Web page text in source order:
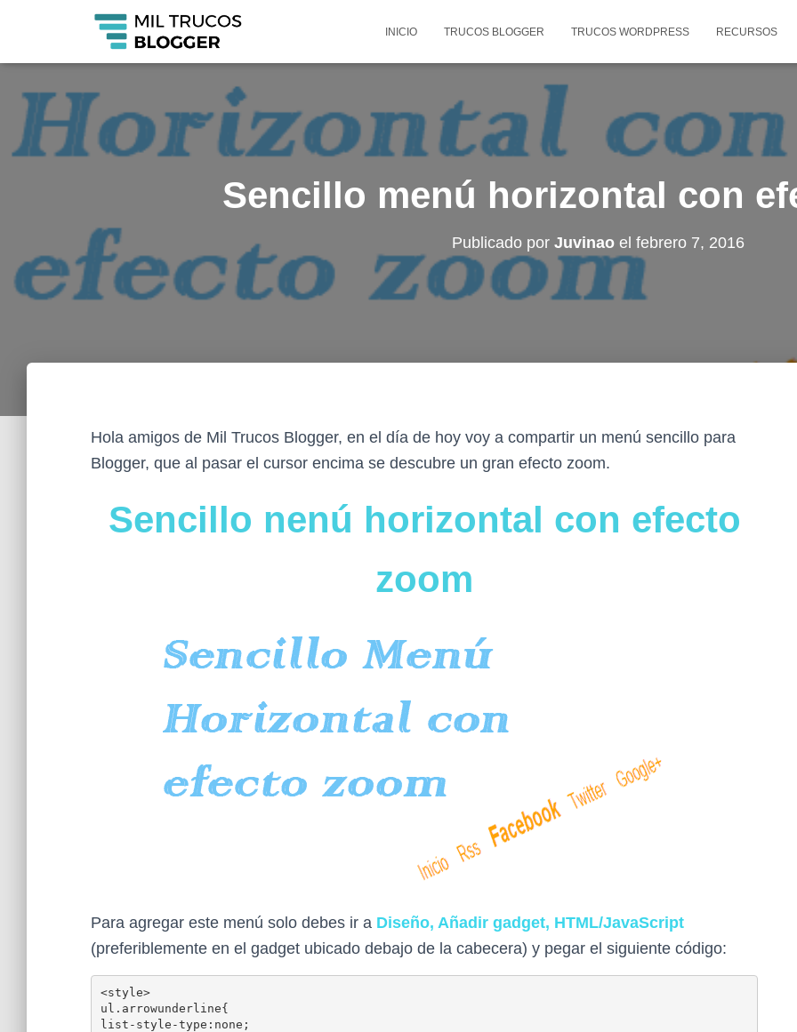
INICIO TRUCOS BLOGGER TRUCOS WORDPRESS RECURSOS
Sencillo menú horizontal con
Publicado por Juvinaoel febrero 7, 2016
Hola amigos de Mil Trucos Blogger, en el día de hoy voy a compartir un menú sencillo para
Blogger, que al pasar el cursor encima se descubre un gran efecto zoom.
Sencillo nenú horizontal con efecto
zoom
Para agregar este menú solo debes ir a Diseño, Añadir gadget, HTML/JavaScript
(preferiblemente en el gadget ubicado debajo de la cabecera) y pegar el siguiente código:
<style>
ul.arrowunderline{
list-style-type:none;